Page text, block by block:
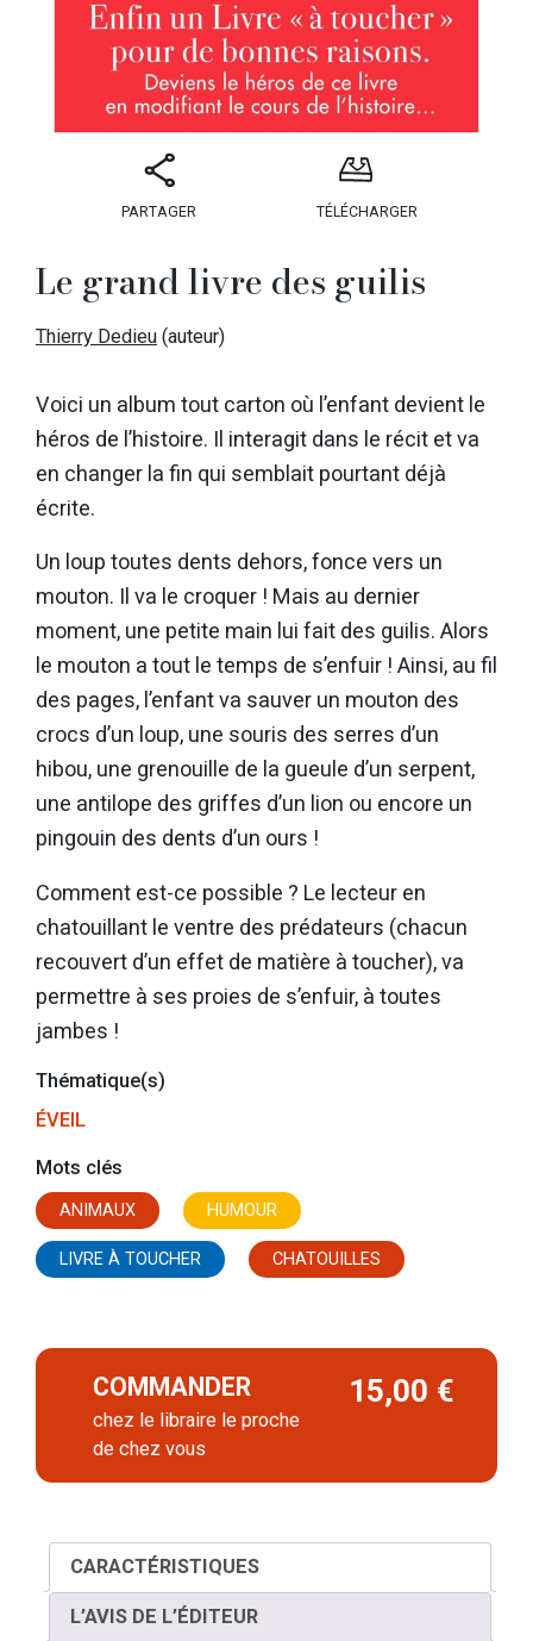
PARTAGER TÉLÉCHARGER
Le grand livre des guilis
Thierry Dedieu (auteur)
Voici un album tout carton où l’enfant devient le
héros de l’histoire. Il interagit dans le récit et va
en changer la fin qui semblait pourtant déjà
écrite.
Un loup toutes dents dehors, fonce vers un
mouton. Il va le croquer ! Mais au dernier
moment, une petite main lui fait des guilis. Alors
le mouton a tout le temps de s’enfuir ! Ainsi, au fil
des pages, l’enfant va sauver un mouton des
crocs d’un loup, une souris des serres d’un
hibou, une grenouille de la gueule d’un serpent,
une antilope des griffes d’un lion ou encore un
pingouin des dents d’un ours !
Comment est-ce possible ? Le lecteur en
chatouillant le ventre des prédateurs (chacun
recouvert d’un effet de matière à toucher), va
permettre à ses proies de s’enfuir, à toutes
jambes !
Thématique(s)
ÉVEIL
Mots clés
ANIMAUX HUMOUR
LIVRE À TOUCHER CHATOUILLES
COMMANDER
chez le libraire le proche
de chez vous
15,00 €
CARACTÉRISTIQUES
L’AVIS DE L’ÉDITEUR